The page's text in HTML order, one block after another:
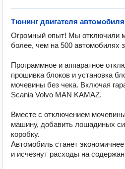
Тюнинг двигателя автомобиля
Огромный опыт! Мы отключили
более, чем на 500 автомобилях
Программное и аппаратное
прошивка блоков и установка
мочевины без чека. Включая
Scania Volvo MAN KAMAZ.
Вместе с отключением
машину, добавить лошадиных
коробку.
Автомобиль станет
и исчезнут расходы на